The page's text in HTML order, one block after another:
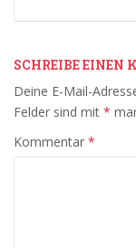
SCHREIBE EINEN
Deine E-Mail-
Felder sind mit *
Kommentar *